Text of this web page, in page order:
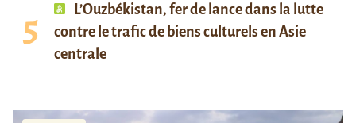
L’Ouzbékistan, fer de lance dans la lutte
contre le trafic de biens culturels en Asie
centrale